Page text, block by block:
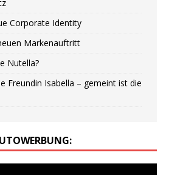
Corporate Identity
Markenauftritt
Nutella?
Freundin Isabella – gemeint ist die